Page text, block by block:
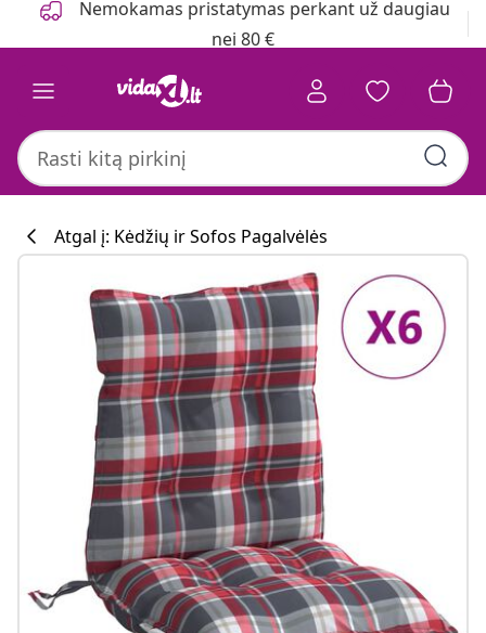
Nemokamas pristatymas perkant už daugiau
nei 80 €
Atgal į: Kėdžių ir Sofos Pagalvėlės